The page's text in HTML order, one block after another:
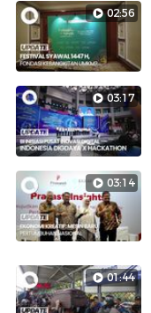
02:56
03:17
03:14
01:44